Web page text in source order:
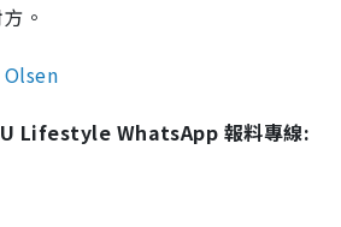
。
U Lifestyle WhatsApp 報料專線: